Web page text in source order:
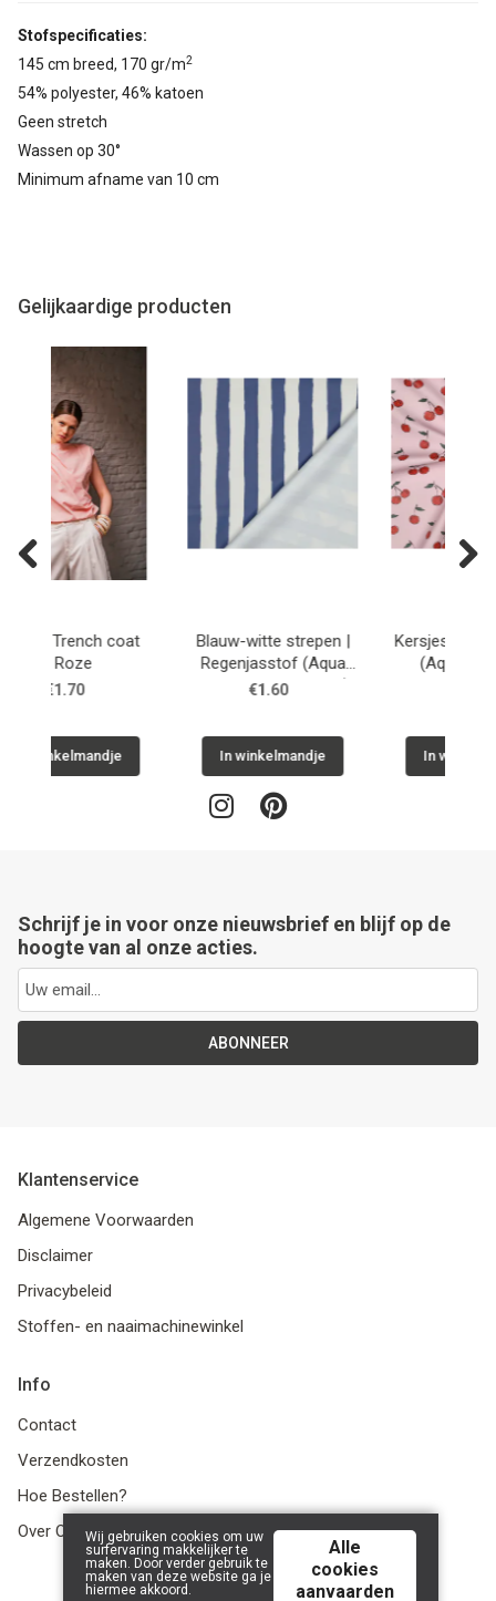
Stofspecificaties:
145 cm breed, 170 gr/m2
54% polyester, 46% katoen
Geen stretch
Wassen op 30°
Minimum afname van 10 cm
Gelijkaardige producten
Blauw-witte strepen |
Regenjasstof (Aqua
Protect - waterdicht)
In winkelmandje
Kersjes | Regenjasstof
(Aqua Protect -
waterdicht)
In winkelmandje
Previous
Schrijf je in voor onze nieuwsbrief en blijf op de
hoogte van al onze acties.
ABONNEER
Klantenservice
Algemene Voorwaarden
Disclaimer
Privacybeleid
Stoffen- en naaimachinewinkel
Info
Contact
Verzendkosten
Hoe Bestellen?
Over Ons
Wij gebruiken cookies om uw
surfervaring makkelijker te
maken. Door verder gebruik te
maken van deze website ga je
hiermee akkoord.
Alle
cookies
aanvaarden